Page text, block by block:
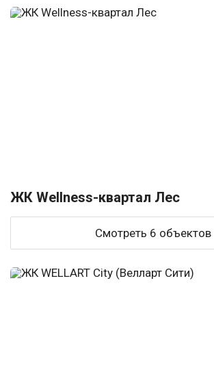
ЖК Wellness-квартал Лес
Смотреть 6 объектов